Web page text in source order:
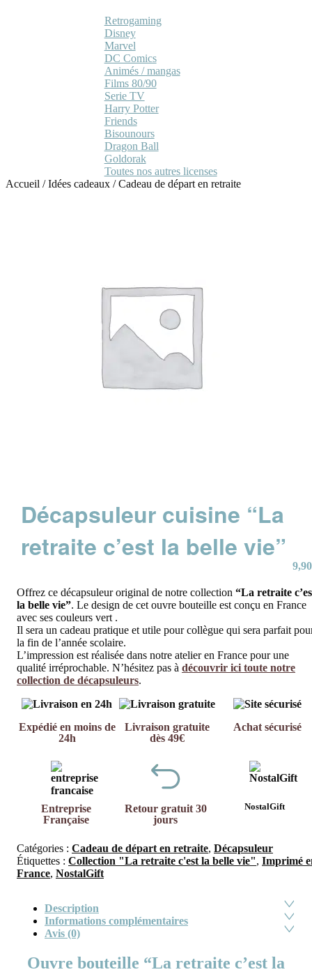
Retrogaming
Disney
Marvel
DC Comics
Animés / mangas
Films 80/90
Serie TV
Harry Potter
Friends
Bisounours
Dragon Ball
Goldorak
Toutes nos autres licenses
Accueil /Idées cadeaux /Cadeau de départ en retraite
Décapsuleur cuisine “La
retraite c’est la belle vie”
9,90
Offrez ce décapsuleur original de notre collection “La retraite
la belle vie”. Le design de cet ouvre bouteille est conçu en France
avec ses couleurs vert .
Il sera un cadeau pratique et utile pour collègue qui sera parfait
la fin de l’année scolaire.
L’impression est réalisée dans notre atelier en France pour une
qualité irréprochable. N’hésitez pas à découvrir ici toute notre
collection de décapsuleurs.
Expédié en moins de
24h
Livraison gratuite
dès 49€
Achat sécurisé
Entreprise
Française
Retour gratuit 30
jours
NostalGift
Catégories : Cadeau de départ en retraite, Décapsuleur
Étiquettes : Collection "La retraite c'est la belle vie", Imprimé
France, NostalGift
Description
Informations complémentaires
Avis (0)
Ouvre bouteille “La retraite c’est la